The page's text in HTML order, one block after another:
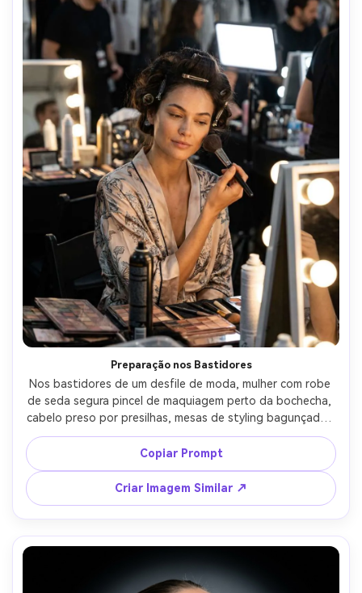
Preparação nos Bastidores
Nos bastidores de um desfile de moda, mulher com robe
de seda segura pincel de maquiagem perto da bochecha,
cabelo preso por presilhas, mesas de styling bagunçadas
ao fundo, luzes práticas misturadas com LED suave, Sony
A7IV 35mm f/1.8, retrato espontâneo de close-up,
glamour autêntico de bastidores, textura de pele
realista, foco nítido, alta resolução --ar 4:5
Copiar Prompt
Criar Imagem Similar ↗